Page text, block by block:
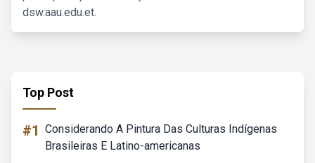
dsw.aau.edu.et.
Top Post
#1 Considerando A Pintura Das Culturas Indígenas
Brasileiras E Latino-americanas